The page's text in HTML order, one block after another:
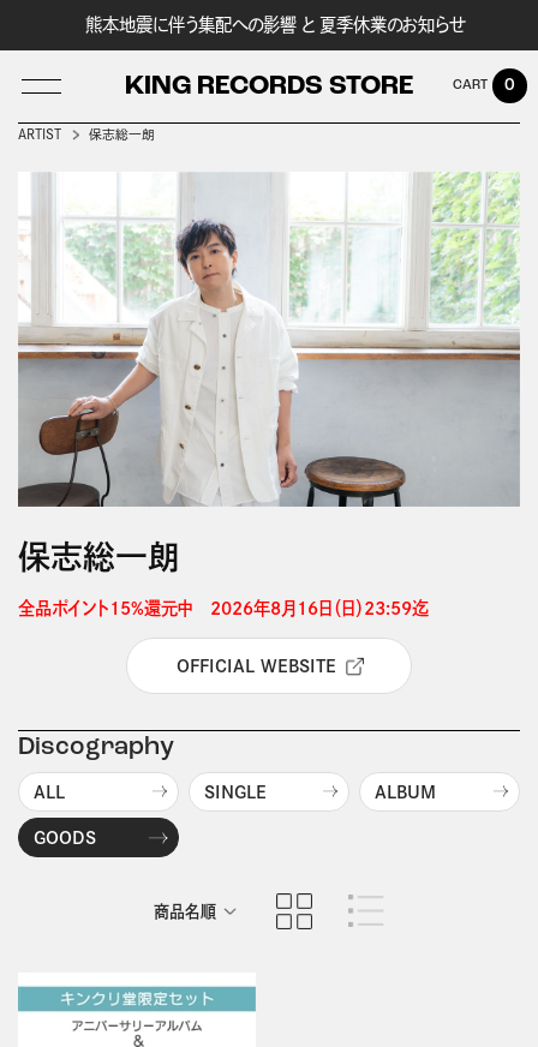
熊本地震に伴う集配への影響 と 夏季休業のお知らせ
KING RECORDS STORE
LOG IN
0
ARTIST 保志総一朗
保志総一朗
全品ポイント15%還元中　2026年8月16日（日）23:59迄
OFFICIAL WEBSITE
Discography
ALL SINGLE ALBUM
GOODS
商品名順